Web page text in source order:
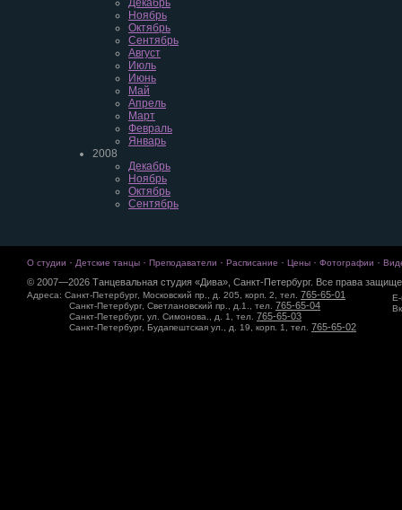
Декабрь
Ноябрь
Октябрь
Сентябрь
Август
Июль
Июнь
Май
Апрель
Март
Февраль
Январь
2008
Декабрь
Ноябрь
Октябрь
Сентябрь
О студии · Детские танцы · Преподаватели · Расписание · Цены · Фотографии ·
© 2007—2026 Танцевальная студия «Дива», Санкт-Петербург. Все права
Адреса: Санкт-Петербург, Московский пр., д. 205, корп. 2, тел. 765-65-01
Санкт-Петербург, Светлановский пр., д.1., тел. 765-65-04
Санкт-Петербург, ул. Симонова., д. 1, тел. 765-65-03
Санкт-Петербург, Будапештская ул., д. 19, корп. 1, тел. 765-65-02